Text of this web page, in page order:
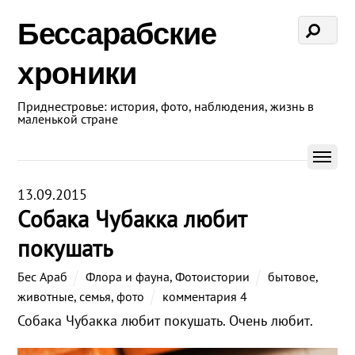
Бессарабские
хроники
Приднестровье: история, фото, наблюдения, жизнь в
маленькой стране
13.09.2015
Собака Чубакка любит
покушать
Бес Араб Флора и фауна,Фотоистории бытовое,
животные,семья,фото комментария 4
Собака Чубакка любит покушать. Очень любит.